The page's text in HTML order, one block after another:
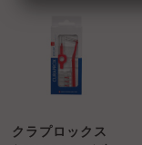
クラプロックス